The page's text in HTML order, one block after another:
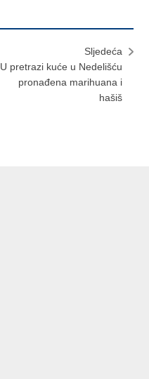
Sljedeća
U pretrazi kuće u Nedelišću
pronađena marihuana i
hašiš